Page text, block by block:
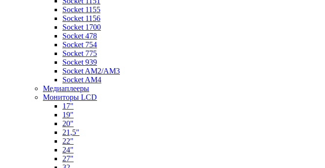
Socket 1155
Socket 1156
Socket 1700
Socket 478
Socket 754
Socket 775
Socket 939
Socket AM2/AM3
Socket AM4
Медиаплееры
Мониторы LCD
17"
19"
20"
21,5"
22"
24"
27"